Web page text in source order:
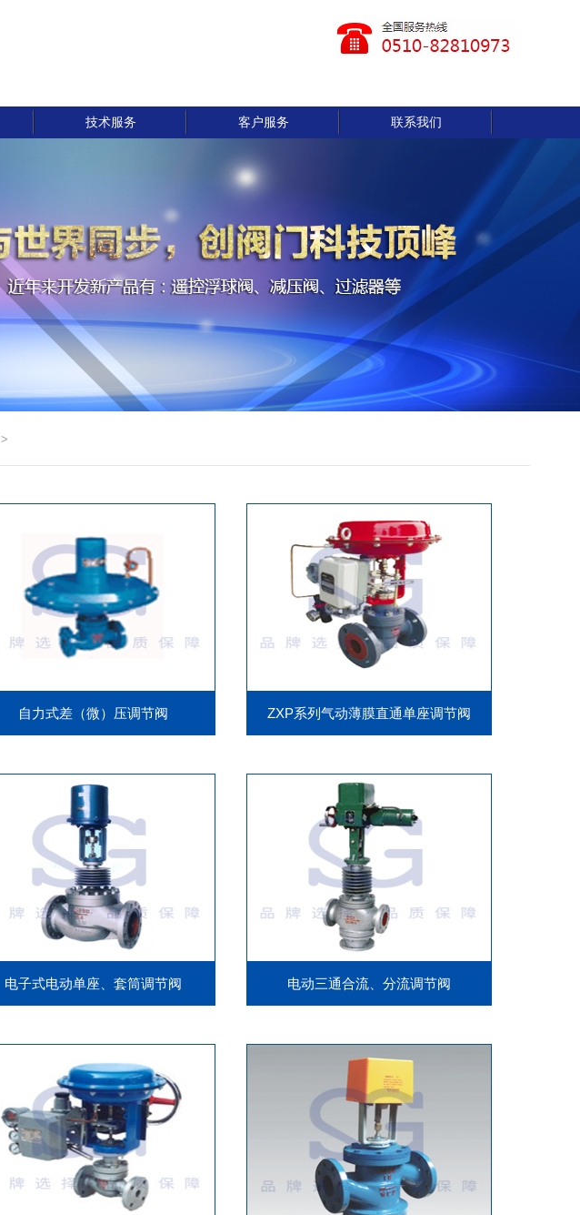
技术服务 客户服务 联系我们
>
自力式差（微）压调节阀 ZXP系列气动薄膜直通单座调节阀
电子式电动单座、套筒调节阀 电动三通合流、分流调节阀